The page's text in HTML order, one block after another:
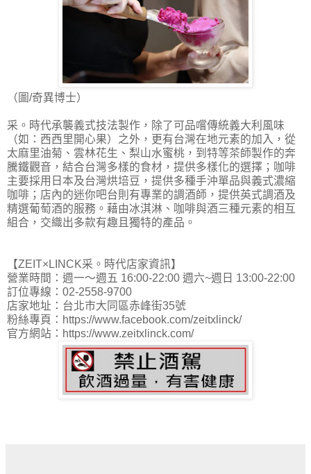
（圖/奇異博士）
采。時代承襲義式技法製作，除了可品嚐傳統義大利風味
（如：西西里開心果）之外，更有台灣在地元素的加入，從
太麻里油菊、雲林花生、梨山水蜜桃，到特等茶師製作的奔
騰鐵觀音，結合台灣多樣的食材，提供多樣化的選擇；咖啡
主要採用日本及台灣烘培豆，提供多種手沖單品與義式濃縮
咖啡；店內的迷你吧台則有專業的調酒師，提供英式調酒及
精選葡萄酒的服務。藉由冰淇淋、咖啡與酒三種元素的相互
組合，交織出多款有趣且獨特的產品。
【ZEIT×LINCK采。時代店家資訊】
營業時間：週一～週五 16:00-22:00 週六~週日 13:00-22:00
訂位專線：02-2558-9700
店家地址：台北市大同區赤峰街35號
粉絲專頁：https://www.facebook.com/zeitxlinck/
官方網站：https://www.zeitxlinck.com/